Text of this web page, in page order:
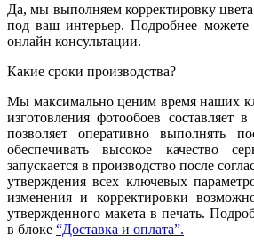
Да, мы выполняем корректировку
под ваш интерьер. Подробнее можете
онлайн консультации.
Какие сроки производства?
Мы максимально ценим время наших
изготовления фотообоев составляет
позволяет оперативно выполнять
обеспечивать высокое качество
запускается в производство после
утверждения всех ключевых
изменения и корректировки
утвержденного макета в печать.
в блоке “Доставка и оплата”.